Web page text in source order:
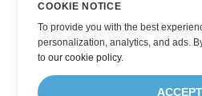
COOKIE NOTICE
To provide you with the best
personalization, analytics, and ads.
toour cookie policy.
ACCEPT